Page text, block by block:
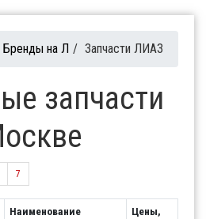
Бренды на Л / Запчасти ЛИАЗ
запчасти
7
Наименование
Цены,